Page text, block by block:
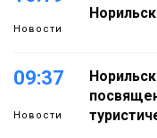
Новости
09:37
Новости